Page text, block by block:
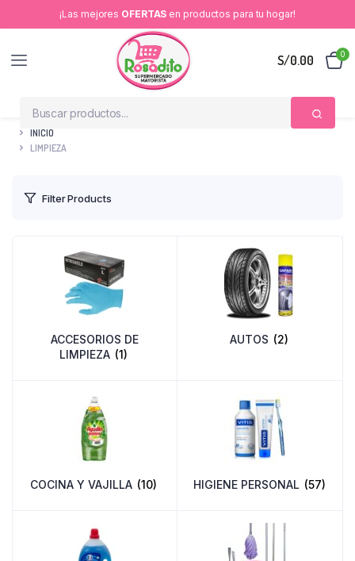
¡Las mejores OFERTAS en productos para tu hogar!
S/0.00 0
INICIO
LIMPIEZA
Filter Products
ACCESORIOS DE
LIMPIEZA (1)
AUTOS (2)
COCINA Y VAJILLA (10) HIGIENE PERSONAL (57)